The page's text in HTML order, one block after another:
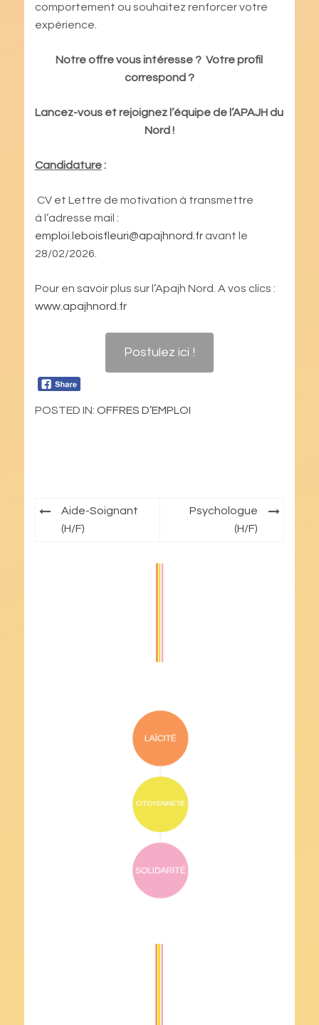
comportement ou souhaitez renforcer votre
expérience.
Notre offre vous intéresse ? Votre profil
correspond ?
Lancez-vous et rejoignez l’équipe de l’APAJH du
Nord !
Candidature:
CV et Lettre de motivation à transmettre
à l’adresse mail :
emploi.leboisfleuri@apajhnord.fravant le
28/02/2026.
Pour en savoir plus sur l’Apajh Nord. A vos clics :
www.apajhnord.fr
Postulez ici !
POSTED IN: OFFRES D’EMPLOI
Navigation
Aide-Soignant
(H/F)
Psychologue
(H/F)